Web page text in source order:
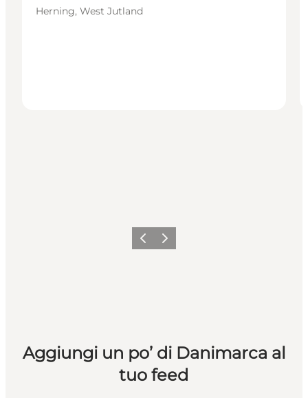
Herning, West Jutland
Precedente
Avanti
Aggiungi un po’ di Danimarca al
tuo feed